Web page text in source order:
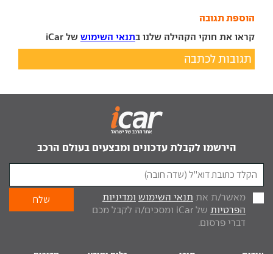
הוספת תגובה
קראו את חוקי הקהילה שלנו בתנאי השימוש של iCar
תגובות לכתבה
הירשמו לקבלת עדכונים ומבצעים בעולם הרכב
מאשר/ת את תנאי השימוש ומדיניות
הפרטיות
של iCar ומסכים/ה לקבל מכם
דברי פרסום.